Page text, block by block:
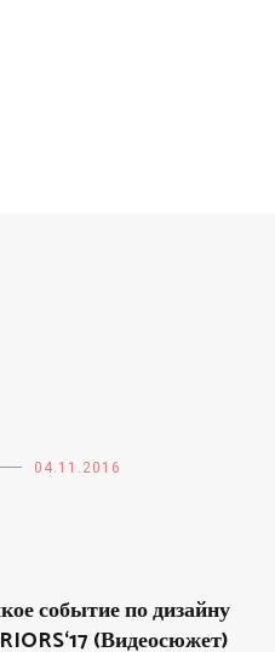
04.11.2016
событие по дизайну
(Видеосюжет)